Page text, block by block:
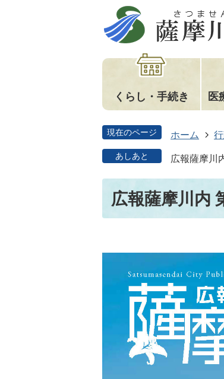
くらし・手続き 医
現在のページ ホーム
あしあと 広報薩摩川
広報薩摩川内